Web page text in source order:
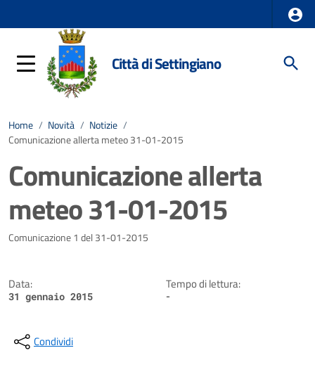
Città di Settingiano
Home / Novità / Notizie /
Comunicazione allerta meteo 31-01-2015
Comunicazione allerta
meteo 31-01-2015
Dettagli della notizia
Comunicazione 1 del 31-01-2015
Data:
31 gennaio 2015
Tempo di lettura:
-
Condividi